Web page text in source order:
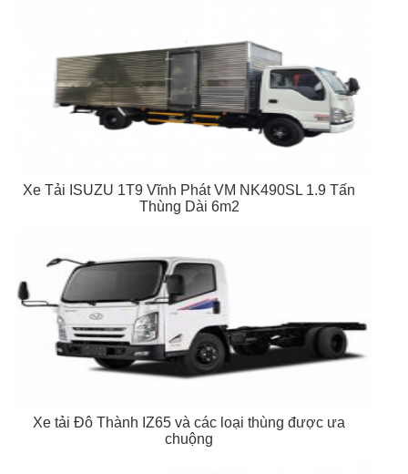
Xe Tải ISUZU 1T9 Vĩnh Phát VM NK490SL 1.9 Tấn
Thùng Dài 6m2
Xe tải Đô Thành IZ65 và các loại thùng được ưa
chuộng